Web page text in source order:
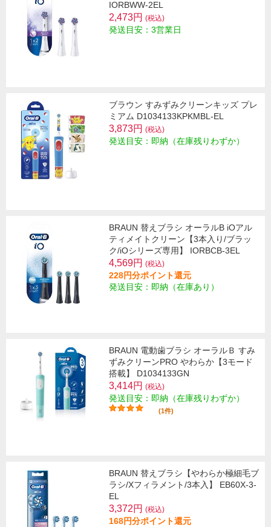
IORBWW-2EL
2,473円 (税込)
発送目安：3営業日
ブラウン すみずみクリーンキッズ プレ
ミアム D1034133KPKMBL-EL
3,873円 (税込)
発送目安：即納（在庫残りわずか）
BRAUN 替えブラシ オーラルB iOアル
ティメイトクリーン【3本入り/ブラッ
ク/iOシリーズ専用】 IORBCB-3EL
4,569円 (税込)
228円分ポイント還元
発送目安：即納（在庫あり）
BRAUN 電動歯ブラシ オーラルＢ すみ
ずみクリーンPRO やわらか【3モード
搭載】 D1034133GN
3,414円 (税込)
発送目安：即納（在庫残りわずか）
(1件)
BRAUN 替えブラシ【やわらか極細毛ブ
ラシ/Xフィラメント/3本入】 EB60X-3-
EL
3,372円 (税込)
168円分ポイント還元